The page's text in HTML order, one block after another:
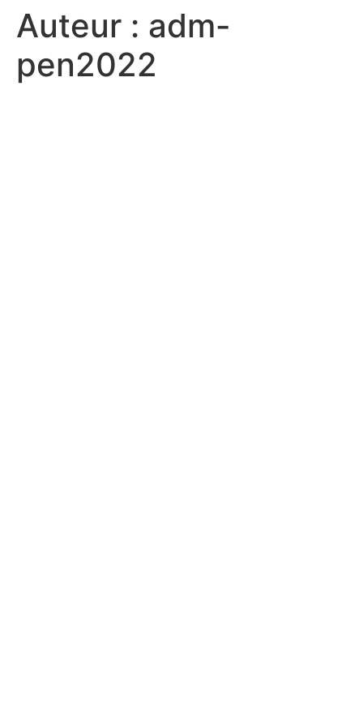
Aller
contenu
Auteur : adm-
pen2022